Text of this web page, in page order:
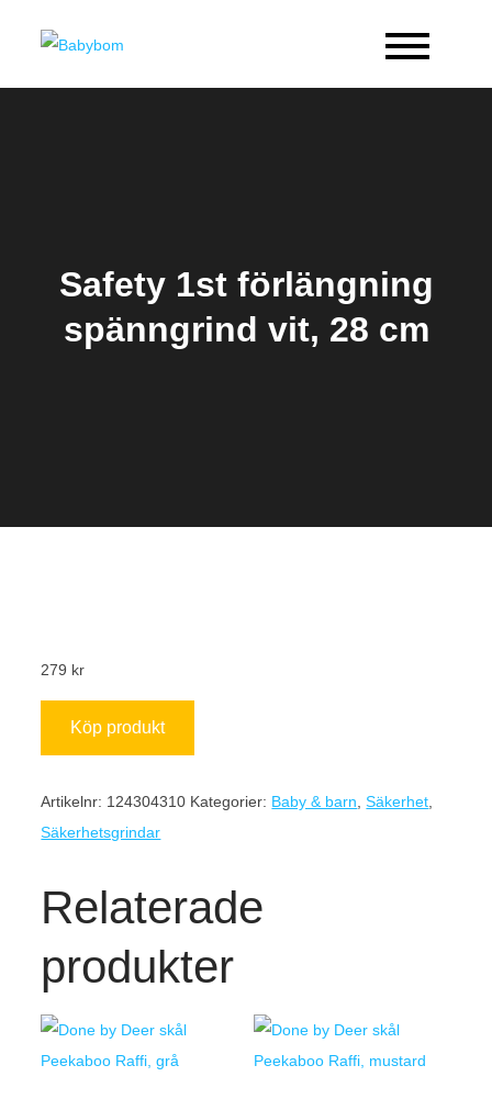
Safety 1st förlängning
spänngrind vit, 28 cm
279 kr
Köp produkt
Artikelnr: 124304310 Kategorier: Baby & barn ,Säkerhet
Säkerhetsgrindar
Relaterade
produkter